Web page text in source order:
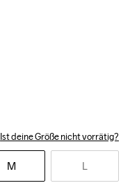
Ist deine Größe nicht vorrätig?
M L